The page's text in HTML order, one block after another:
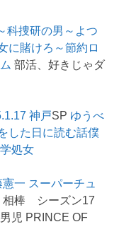
科捜研の男～ よつ
に賭けろ～節約ロ
部活、好きじゃダ
神戸SP ゆうべ
した日に読む話僕
処女
憲一 スーパーチュ
相棒 シーズン17
児 PRINCE OF